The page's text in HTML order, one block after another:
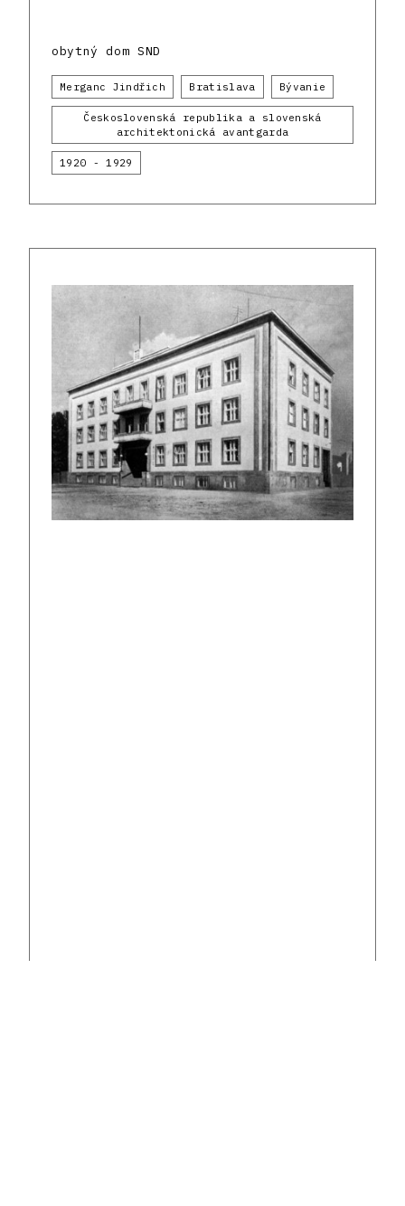
obytný dom SND
Merganc Jindřich Bratislava Bývanie
Československá republika a slovenská
architektonická avantgarda
1920 - 1929